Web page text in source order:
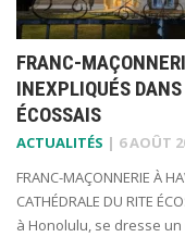
FRANC-
INEXPLIQUÉS
ÉCOSSAIS
ACTUALITÉS | 6 AOÛT
FRANC-MAÇONNERIE À
CATHÉDRALE DU RITE
à Honolulu, se dresse